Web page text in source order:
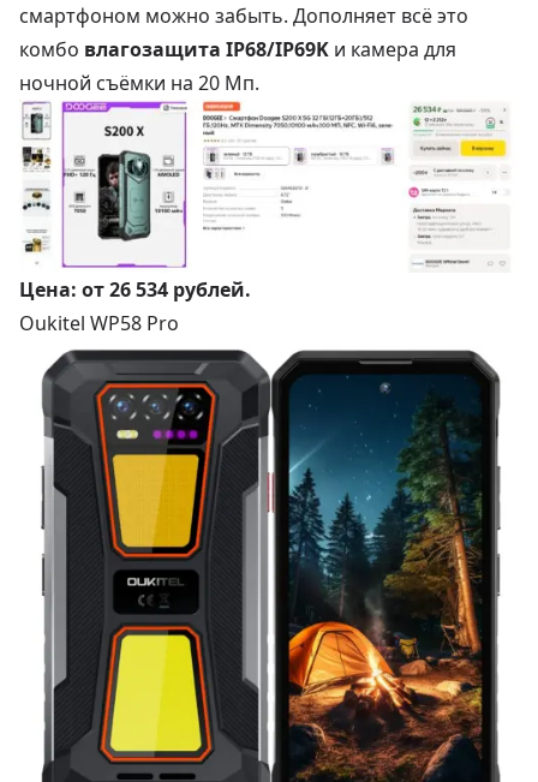
смартфоном можно забыть. Дополняет всё это
комбо влагозащита IP68/IP69K и камера для
ночной съёмки на 20 Мп.
Цена: от 26 534 рублей.
Oukitel WP58 Pro